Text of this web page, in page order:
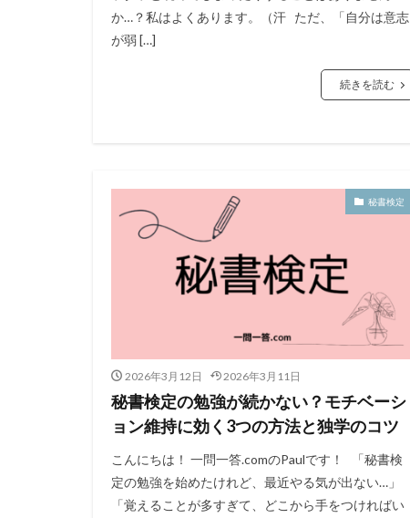
か…？私はよくあります。（汗 ただ、「自分は意志
が弱 […]
続きを読む
秘書検定
2026年3月12日 2026年3月11日
秘書検定の勉強が続かない？モチベーシ
ョン維持に効く3つの方法と独学のコツ
こんにちは！ 一問一答.comのPaulです！ 「秘書検
定の勉強を始めたけれど、最近やる気が出ない…」
「覚えることが多すぎて、どこから手をつければい